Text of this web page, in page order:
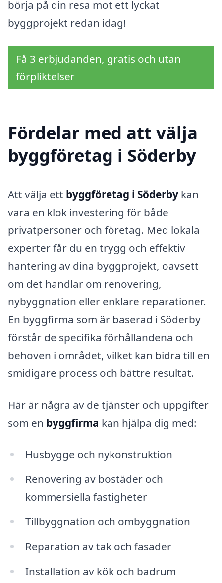
börja på din resa mot ett lyckat
byggprojekt redan idag!
Få 3 erbjudanden, gratis och utan
förpliktelser
Fördelar med att välja
byggföretag i Söderby
Att välja ett byggföretag i Söderby kan
vara en klok investering för både
privatpersoner och företag. Med lokala
experter får du en trygg och effektiv
hantering av dina byggprojekt, oavsett
om det handlar om renovering,
nybyggnation eller enklare reparationer.
En byggfirma som är baserad i Söderby
förstår de specifika förhållandena och
behoven i området, vilket kan bidra till en
smidigare process och bättre resultat.
Här är några av de tjänster och uppgifter
som en byggfirma kan hjälpa dig med:
Husbygge och nykonstruktion
Renovering av bostäder och
kommersiella fastigheter
Tillbyggnation och ombyggnation
Reparation av tak och fasader
Installation av kök och badrum